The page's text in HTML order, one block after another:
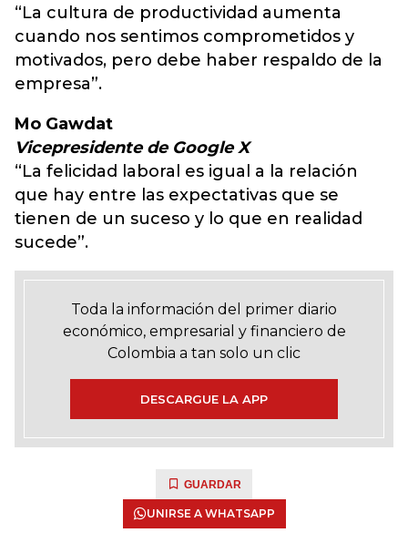
“La cultura de productividad aumenta
cuando nos sentimos comprometidos y
motivados, pero debe haber respaldo de la
empresa”.
Mo Gawdat
Vicepresidente de Google X
“La felicidad laboral es igual a la relación
que hay entre las expectativas que se
tienen de un suceso y lo que en realidad
sucede”.
Toda la información del primer diario
económico, empresarial y financiero de
Colombia a tan solo un clic
DESCARGUE LA APP
GUARDAR
UNIRSE A WHATSAPP